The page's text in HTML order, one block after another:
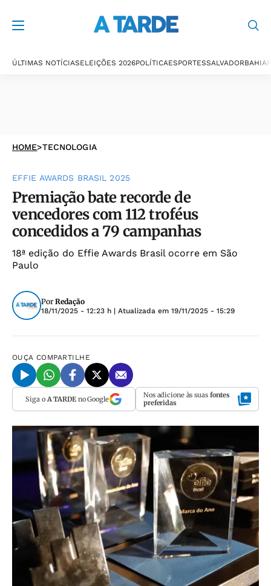
ÚLTIMAS NOTÍCIASELEIÇÕES 2026POLÍTICAESPORTESSALVADORBAHIA
HOME>TECNOLOGIA
EFFIE AWARDS BRASIL 2025
Premiação bate recorde de
vencedores com 112 troféus
concedidos a 79 campanhas
18ª edição do Effie Awards Brasil ocorre em São
Paulo
Por Redação
18/11/2025 - 12:23 h | Atualizada em 19/11/2025 - 15:29
OUÇA COMPARTILHE
Siga o A TARDEno Google Nos adicione às suas fontes
preferidas